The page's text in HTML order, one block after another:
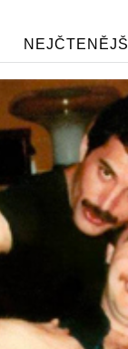
NEJČTENĚJŠÍ